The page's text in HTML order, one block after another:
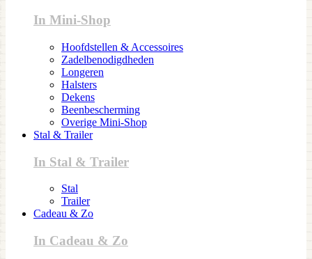
In Mini-Shop
Hoofdstellen & Accessoires
Zadelbenodigdheden
Longeren
Halsters
Dekens
Beenbescherming
Overige Mini-Shop
Stal & Trailer
In Stal & Trailer
Stal
Trailer
Cadeau & Zo
In Cadeau & Zo